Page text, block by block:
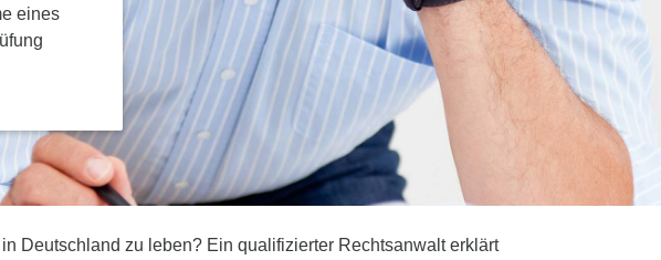
eines
Deutschland zu leben? Ein qualifizierter Rechtsanwalt erklärt